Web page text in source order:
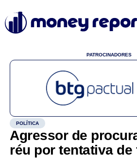
PATROCINADORES
POLÍTICA
Agressor de
réu por tentativa